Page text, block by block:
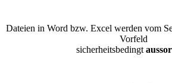
Dateien in Word bzw. Excel werden vom
Vorfeld
sicherheitsbedingt